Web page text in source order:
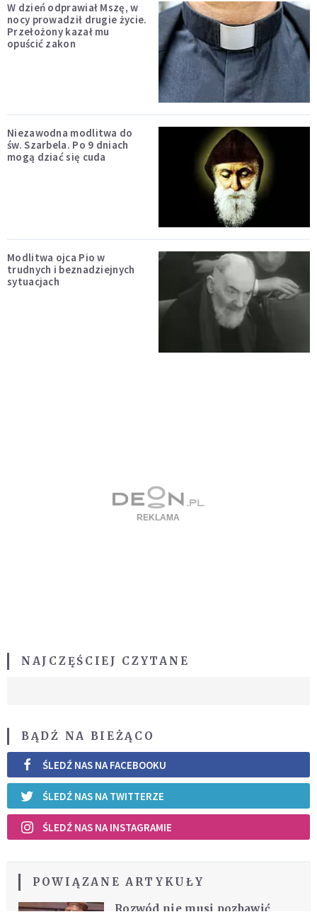
W dzień odprawiał Mszę, w
nocy prowadził drugie życie.
Przełożony kazał mu
opuścić zakon
Niezawodna modlitwa do
św. Szarbela. Po 9 dniach
mogą dziać się cuda
Modlitwa ojca Pio w
trudnych i beznadziejnych
sytuacjach
NAJCZĘŚCIEJ CZYTANE
BĄDŹ NA BIEŻĄCO
ŚLEDŹ NAS NA FACEBOOKU
ŚLEDŹ NAS NA TWITTERZE
ŚLEDŹ NAS NA INSTAGRAMIE
POWIĄZANE ARTYKUŁY
Rozwód nie musi pozbawić